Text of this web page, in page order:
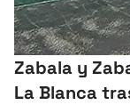
Zabala y
La Blanca